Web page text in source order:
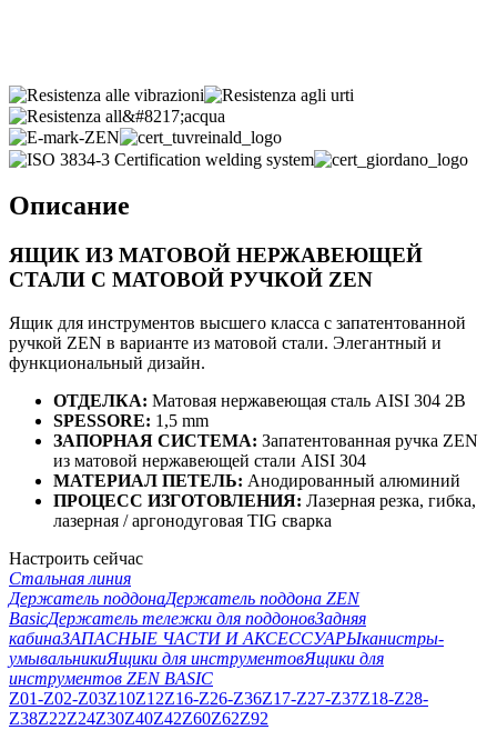
Описание
ЯЩИК ИЗ МАТОВОЙ НЕРЖАВЕЮЩЕЙ
СТАЛИ С МАТОВОЙ РУЧКОЙ ZEN
Ящик для инструментов высшего класса с запатентованной
ручкой ZEN в варианте из матовой стали. Элегантный и
функциональный дизайн.
ОТДЕЛКА: Матовая нержавеющая сталь AISI 304 2B
SPESSORE: 1,5 mm
ЗАПОРНАЯ СИСТЕМА: Запатентованная ручка ZEN
из матовой нержавеющей стали AISI 304
МАТЕРИАЛ ПЕТЕЛЬ: Анодированный алюминий
ПРОЦЕСС ИЗГОТОВЛЕНИЯ: Лазерная резка, гибка,
лазерная / аргонодуговая TIG сварка
Настроить сейчас
Стальная линия
Держатель поддонаДержатель поддона ZEN
BasicДержатель тележки для поддоновЗадняя
кабинаЗАПАСНЫЕ ЧАСТИ И АКСЕССУАРЫканистры-
умывальникиЯщики для инструментовЯщики для
инструментов ZEN BASIC
Z01-Z02-Z03Z10Z12Z16-Z26-Z36Z17-Z27-Z37Z18-Z28-
Z38Z22Z24Z30Z40Z42Z60Z62Z92